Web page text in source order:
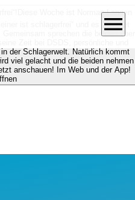
Diese Woche ist Norman Langen
ist schlagerfrei“ und es erwartet
sprechen die beiden über
Zeit bei DSDS, persönliche und
der Schlagerwelt. Natürlich kommt
viel gelacht und die beiden nehmen
anschauen! Im Web und der App!
menu